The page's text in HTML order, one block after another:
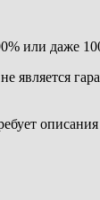
или даже